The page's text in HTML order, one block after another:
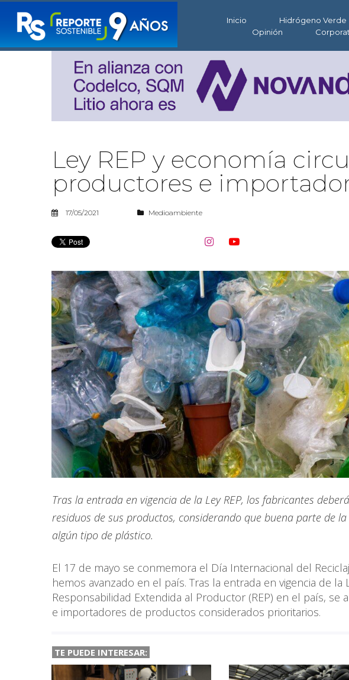
Inicio Hidrógeno Verde
Opinión
Ley REP y economía
productores e
17/05/2021 Medioambiente
 
Tras la entrada en vigencia de la Ley REP, los fabricantes
residuos de sus productos, considerando que buena parte de
algún tipo de plástico.
El 17 de mayo se conmemora el Día Internacional del
hemos avanzado en el país. Tras la entrada en vigencia de la
Responsabilidad Extendida al Productor (REP) en el país,
e importadores de productos considerados prioritarios.
TE PUEDE INTERESAR: